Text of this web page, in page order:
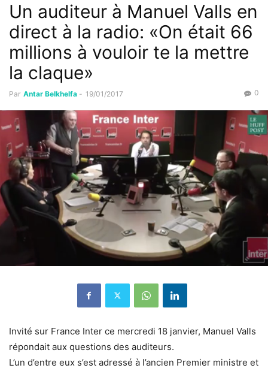
Un auditeur à Manuel Valls en
direct à la radio: «On était 66
millions à vouloir te la mettre
la claque»
Par Antar Belkhelfa - 19/01/2017 0
Invité sur France Inter ce mercredi 18 janvier, Manuel Valls
répondait aux questions des auditeurs.
L’un d’entre eux s’est adressé à l’ancien Premier ministre et